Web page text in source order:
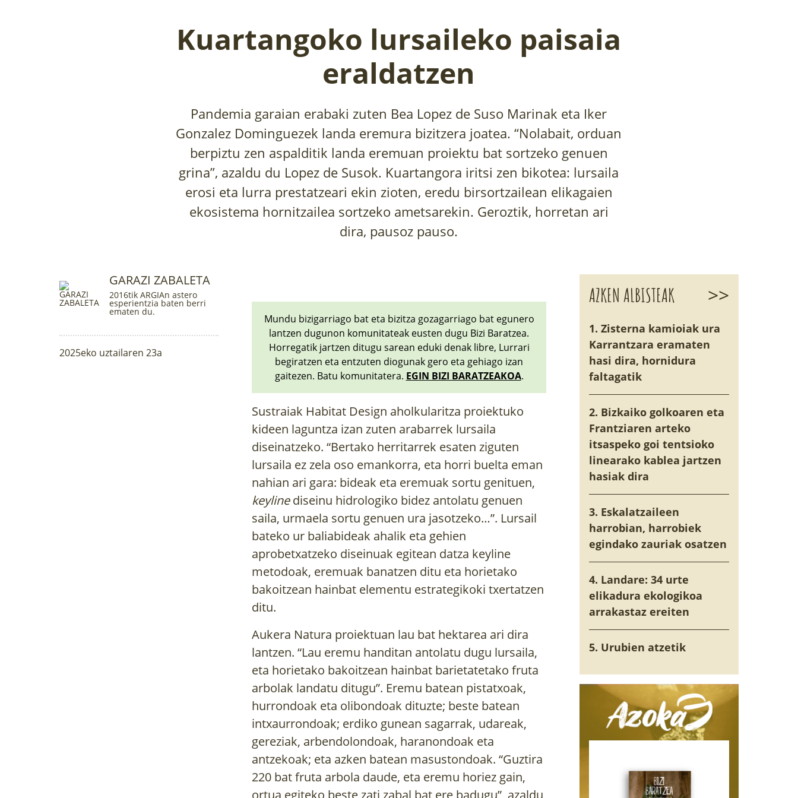
Kuartangoko lursaileko paisaia
eraldatzen
Pandemia garaian erabaki zuten Bea Lopez de Suso Marinak eta Iker
Gonzalez Dominguezek landa eremura bizitzera joatea. “Nolabait, orduan
berpiztu zen aspalditik landa eremuan proiektu bat sortzeko genuen
grina”, azaldu du Lopez de Susok. Kuartangora iritsi zen bikotea: lursaila
erosi eta lurra prestatzeari ekin zioten, eredu birsortzailean elikagaien
ekosistema hornitzailea sortzeko ametsarekin. Geroztik, horretan ari
dira, pausoz pauso.
GARAZI ZABALETA
2016tik ARGIAn astero
esperientzia baten berri
ematen du.
2025eko uztailaren 23a
Mundu bizigarriago bat eta bizitza gozagarriago bat egunero
lantzen dugunon komunitateak eusten dugu Bizi Baratzea.
Horregatik jartzen ditugu sarean eduki denak libre, Lurrari
begiratzen eta entzuten diogunak gero eta gehiago izan
gaitezen. Batu komunitatera. EGIN BIZI BARATZEAKOA.
Sustraiak Habitat Design aholkularitza proiektuko
kideen laguntza izan zuten arabarrek lursaila
diseinatzeko. “Bertako herritarrek esaten ziguten
lursaila ez zela oso emankorra, eta horri buelta eman
nahian ari gara: bideak eta eremuak sortu genituen,
keylinediseinu hidrologiko bidez antolatu genuen
saila, urmaela sortu genuen ura jasotzeko…”. Lursail
bateko ur baliabideak ahalik eta gehien
aprobetxatzeko diseinuak egitean datza keyline
metodoak, eremuak banatzen ditu eta horietako
bakoitzean hainbat elementu estrategikoki txertatzen
ditu.
Aukera Natura proiektuan lau bat hektarea ari dira
lantzen. “Lau eremu handitan antolatu dugu lursaila,
eta horietako bakoitzean hainbat barietatetako fruta
arbolak landatu ditugu”. Eremu batean pistatxoak,
hurrondoak eta olibondoak dituzte; beste batean
intxaurrondoak; erdiko gunean sagarrak, udareak,
gereziak, arbendolondoak, haranondoak eta
antzekoak; eta azken batean masustondoak. “Guztira
220 bat fruta arbola daude, eta eremu horiez gain,
ortua egiteko beste zati zabal bat ere badugu”, azaldu
AZKEN ALBISTEAK >>
1. Zisterna kamioiak ura
Karrantzara eramaten
hasi dira, hornidura
faltagatik
2. Bizkaiko golkoaren eta
Frantziaren arteko
itsaspeko goi tentsioko
linearako kablea jartzen
hasiak dira
3. Eskalatzaileen
harrobian, harrobiek
egindako zauriak osatzen
4. Landare: 34 urte
elikadura ekologikoa
arrakastaz ereiten
5. Urubien atzetik